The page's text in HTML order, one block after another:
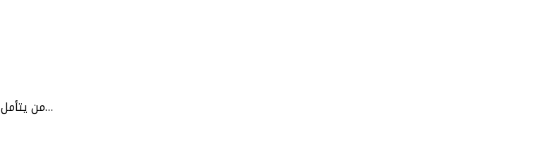
من يتأمل الطبيعة يكتشف أن الاستقرار ليس حالة من السكون، بل هو نتيجة انسجام دقيق…